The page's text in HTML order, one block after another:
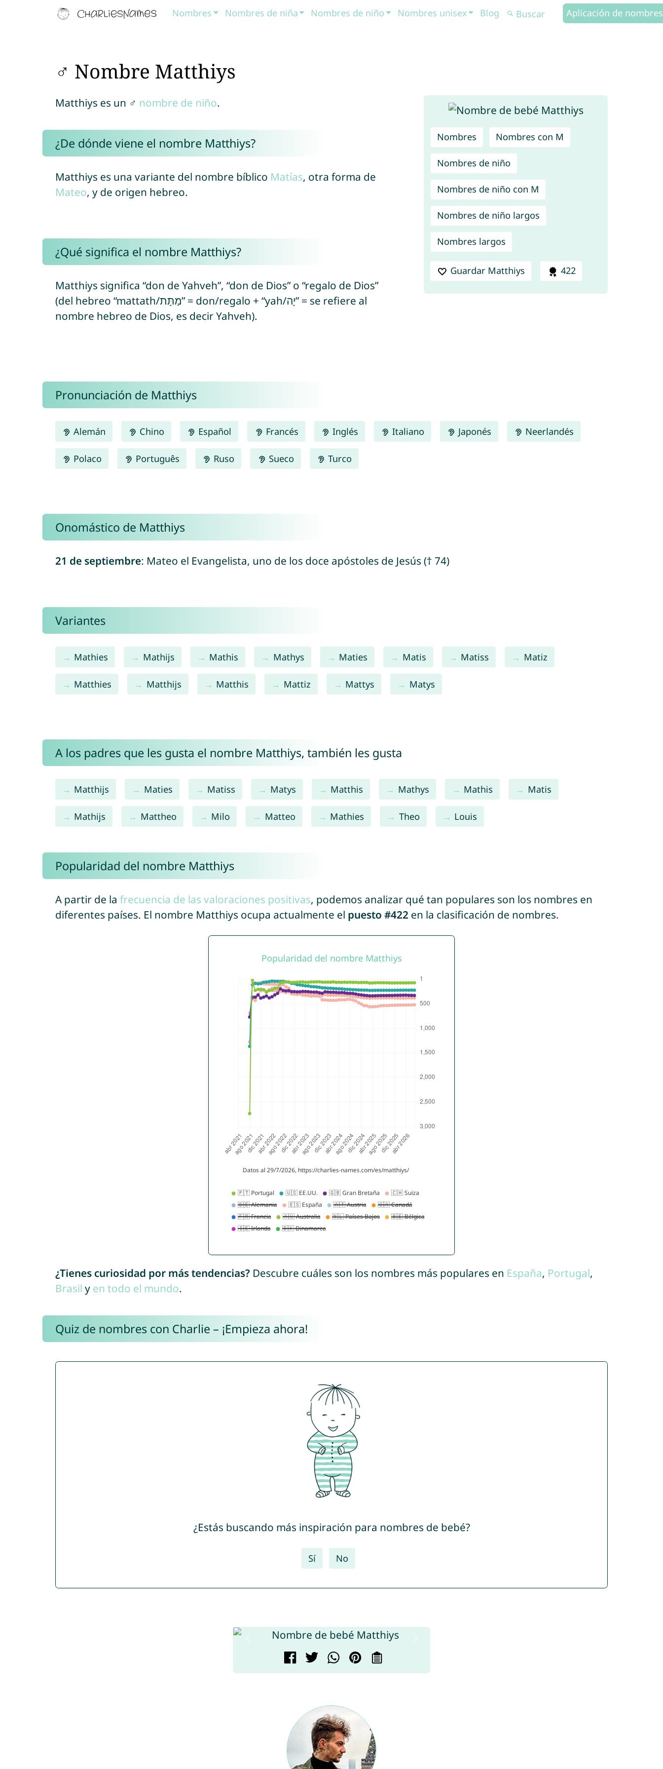
Nombres Nombres de niña Nombres de niño Nombres unisex Blog Aplicación de nombres
♂ Nombre Matthiys
Nombres Nombres con M
Nombres de niño
Nombres de niño con M
Nombres de niño largos
Nombres largos
Guardar Matthiys 422
Matthiys es un ♂ nombre de niño.
¿De dónde viene el nombre Matthiys?
Matthiys es una variante del nombre bíblico Matías, otra forma de
Mateo, y de origen hebreo.
¿Qué significa el nombre Matthiys?
Matthiys significa “don de Yahveh”, “don de Dios” o “regalo de Dios”
(del hebreo “mattath/מַתָּת” = don/regalo + “yah/יָה” = se refiere al
nombre hebreo de Dios, es decir Yahveh).
Pronunciación de Matthiys
Alemán Chino Español Francés Inglés Italiano Japonés Neerlandés
Polaco Português Ruso Sueco Turco
Onomástico de Matthiys
21 de septiembre: Mateo el Evangelista, uno de los doce apóstoles de Jesús († 74)
Variantes
Mathies Mathijs Mathis Mathys Maties Matis Matiss Matiz
Matthies Matthijs Matthis Mattiz Mattys Matys
A los padres que les gusta el nombre Matthiys, también les gusta
Matthijs Maties Matiss Matys Matthis Mathys Mathis Matis
Mathijs Mattheo Milo Matteo Mathies Theo Louis
Popularidad del nombre Matthiys
A partir de la frecuencia de las valoraciones positivas, podemos analizar qué tan populares son los nombres en
diferentes países. El nombre Matthiys ocupa actualmente el puesto #422 en la clasificación de nombres.
¿Tienes curiosidad por más tendencias? Descubre cuáles son los nombres más populares en España, Portugal,
Brasil y en todo el mundo.
Quiz de nombres con Charlie – ¡Empieza ahora!
¿Estás buscando más inspiración para nombres de bebé?
Sí No